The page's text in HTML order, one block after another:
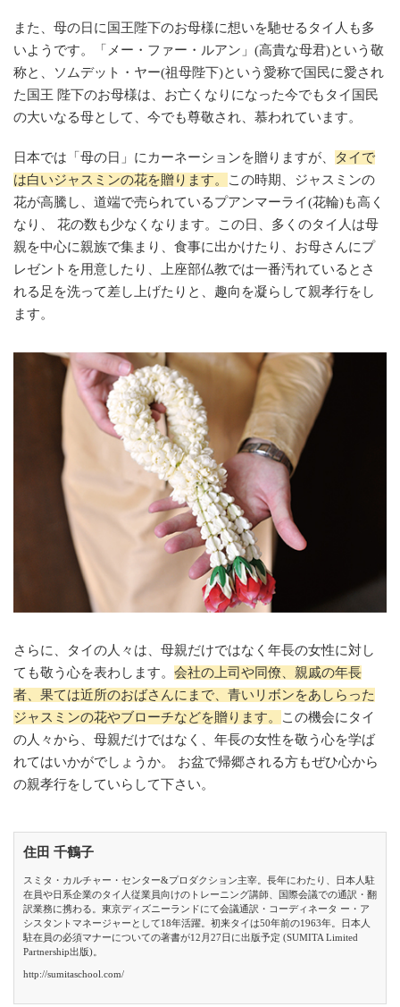
また、母の日に国王陛下のお母様に想いを馳せるタイ人も多
いようです。「メー・ファー・ルアン」(高貴な母君)という敬
称と、ソムデット・ヤー(祖母陛下)という愛称で国民に愛され
た国王 陛下のお母様は、お亡くなりになった今でもタイ国民
の大いなる母として、今でも尊敬され、慕われています。
日本では「母の日」にカーネーションを贈りますが、
タイで
は白いジャスミンの花を贈ります。
この時期、ジャスミンの
花が高騰し、道端で売られているプアンマーライ(花輪)も高く
なり、 花の数も少なくなります。この日、多くのタイ人は母
親を中心に親族で集まり、食事に出かけたり、お母さんにプ
レゼントを用意したり、上座部仏教では一番汚れているとさ
れる足を洗って差し上げたりと、趣向を凝らして親孝行をし
ます。
さらに、タイの人々は、母親だけではなく年長の女性に対し
ても敬う心を表わします。 会社の上司や同僚、親戚の年長
者、果ては近所のおばさんにまで、青いリボンをあしらった
ジャスミンの花やブローチなどを贈ります。
この機会にタイ
の人々から、母親だけではなく、年長の女性を敬う心を学ば
れてはいかがでしょうか。 お盆で帰郷される方もぜひ心から
の親孝行をしていらして下さい。
住田 千鶴子
スミタ・カルチャー・センター&プロダクション主宰。長年にわたり、日本人駐
在員や日系企業のタイ人従業員向けのトレーニング講師、国際会議での通訳・翻
訳業務に携わる。東京ディズニーランドにて会議通訳・コーディネータ ー・ア
シスタントマネージャーとして18年活躍。初来タイは50年前の1963年。日本人
駐在員の必須マナーについての著書が12月27日に出版予定 (SUMITA Limited
Partnership出版)。
http://sumitaschool.com/